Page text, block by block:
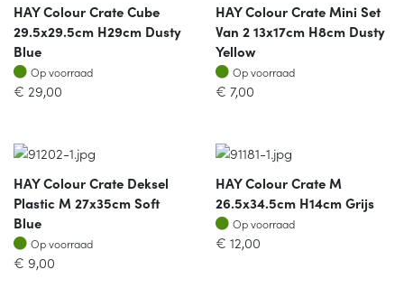
HAY Colour Crate Cube
29.5x29.5cm H29cm Dusty
Blue
Op voorraad
Op voorraad
€ 29,00
HAY Colour Crate Mini Set
Van 2 13x17cm H8cm Dusty
Yellow
Op voorraad
Op voorraad
€ 7,00
HAY Colour Crate Deksel
Plastic M 27x35cm Soft
Blue
Op voorraad
Op voorraad
€ 9,00
HAY Colour Crate M
26.5x34.5cm H14cm Grijs
Op voorraad
Op voorraad
€ 12,00